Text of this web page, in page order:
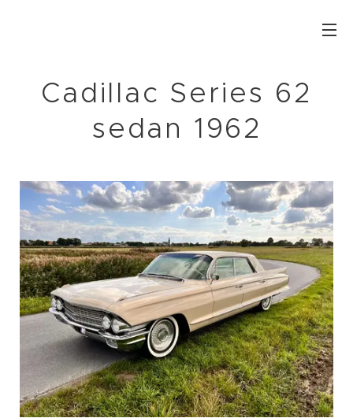
Cadillac Series 62
sedan 1962